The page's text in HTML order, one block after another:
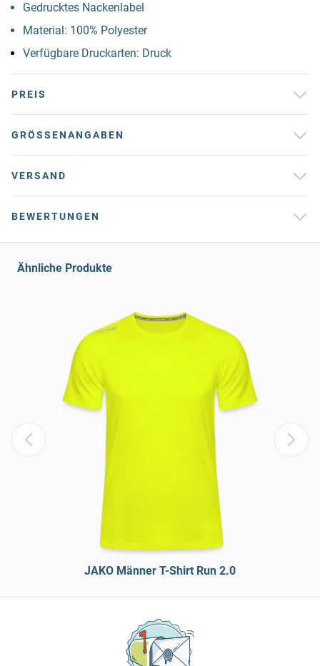
Gedrucktes Nackenlabel
Material: 100% Polyester
Verfügbare Druckarten: Druck
PREIS
GRÖSSENANGABEN
VERSAND
BEWERTUNGEN
Ähnliche Produkte
JAKO Männer T-Shirt Run 2.0